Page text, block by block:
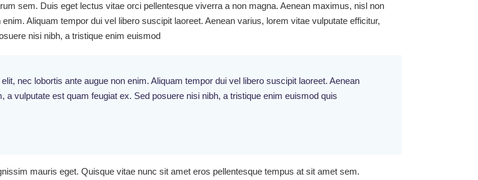
sem. Duis eget lectus vitae orci pellentesque viverra a non magna. Aenean maximus, nisl non
Aliquam tempor dui vel libero suscipit laoreet. Aenean varius, lorem vitae vulputate efficitur,
nisi nibh, a tristique enim euismod
nec lobortis ante augue non enim. Aliquam tempor dui vel libero suscipit laoreet. Aenean
vulputate est quam feugiat ex. Sed posuere nisi nibh, a tristique enim euismod quis
mauris eget. Quisque vitae nunc sit amet eros pellentesque tempus at sit amet sem.